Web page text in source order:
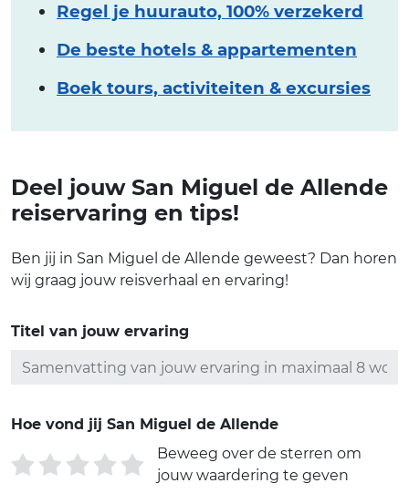
Regel je huurauto, 100% verzekerd
De beste hotels & appartementen
Boek tours, activiteiten & excursies
Deel jouw San Miguel de Allende
reiservaring en tips!
Ben jij in San Miguel de Allende geweest? Dan horen
wij graag jouw reisverhaal en ervaring!
Titel van jouw ervaring
Hoe vond jij San Miguel de Allende
Beweeg over de sterren om
jouw waardering te geven